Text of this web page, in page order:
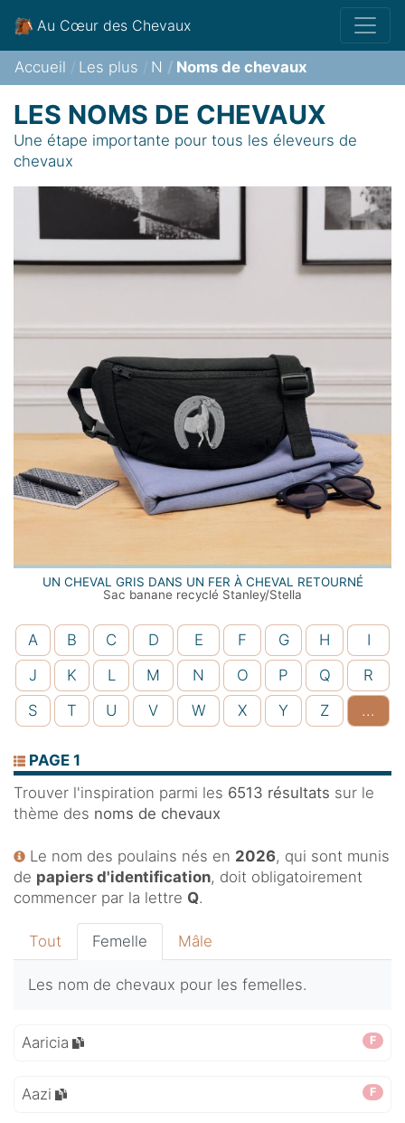
Au Cœur des Chevaux
Accueil Les plus N Noms de chevaux
LES NOMS DE CHEVAUX
Une étape importante pour tous les éleveurs de
chevaux
UN CHEVAL GRIS DANS UN FER À CHEVAL RETOURNÉ
Sac banane recyclé Stanley/Stella
A B C D E F G H
I
J
K L M N O P Q
R
S
T U V W X Y Z ...
PAGE 1
Trouver l'inspiration parmi les 6513 résultats sur le
thème des noms de chevaux
Le nom des poulains nés en 2026, qui sont munis
de papiers d'identification, doit obligatoirement
commencer par la lettre Q.
Tout Femelle Mâle
Les nom de chevaux pour les femelles.
F
Aaricia
F
Aazi